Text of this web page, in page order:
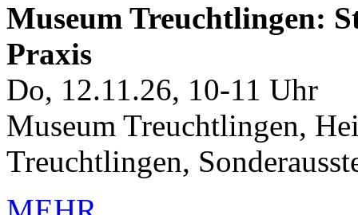
Museum Treuchtlingen:
Praxis
Do, 12.11.26, 10-11 Uhr
Museum Treuchtlingen,
Treuchtlingen,